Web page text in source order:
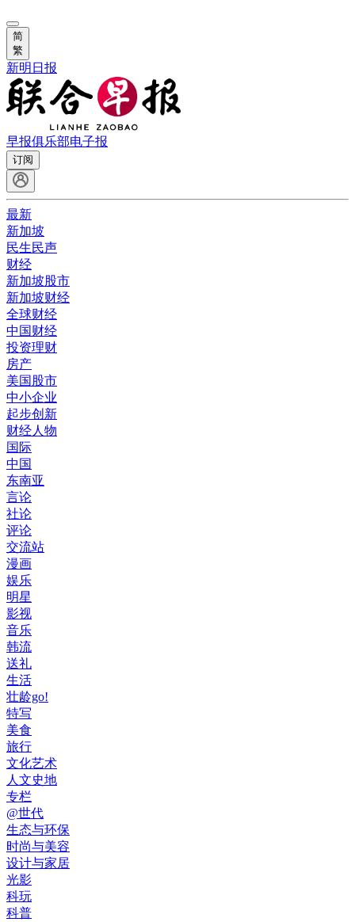
简
繁
新明日报
早报俱乐部电子报
订阅
最新
新加坡
民生民声
财经
新加坡股市
新加坡财经
全球财经
中国财经
投资理财
房产
美国股市
中小企业
起步创新
财经人物
国际
中国
东南亚
言论
社论
评论
交流站
漫画
娱乐
明星
影视
音乐
韩流
送礼
生活
壮龄go!
特写
美食
旅行
文化艺术
人文史地
专栏
@世代
生态与环保
时尚与美容
设计与家居
光影
科玩
科普